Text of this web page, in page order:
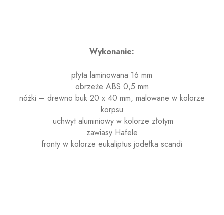
Wykonanie:
płyta laminowana 16 mm
obrzeże ABS 0,5 mm
nóżki – drewno buk 20 x 40 mm, malowane w kolorze
korpsu
uchwyt aluminiowy w kolorze złotym
zawiasy Hafele
fronty w kolorze eukaliptus jodełka scandi